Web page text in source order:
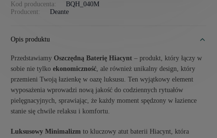
Kod producenta:
BQH_040M
Producent:
Deante
Opis produktu
PrzedstawiamyOszczędną Baterię Hiacynt – produkt, który łączy w
sobie nie tylkoekonomiczność, ale również unikalny design, który
przemieni Twoją łazienkę w oazę luksusu. Ten wyjątkowy element
wyposażenia wprowadzi nową jakość do codziennych rytuałów
pielęgnacyjnych, sprawiając, że każdy moment spędzony w łazience
stanie się chwile relaksu i komfortu.
Luksusowy Minimalizm to kluczowy atut baterii Hiacynt, która